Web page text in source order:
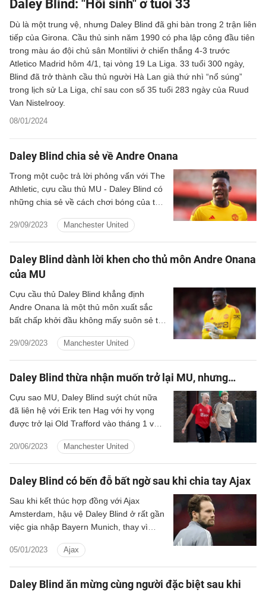
Daley Blind: "Hồi sinh" ở tuổi 33
Dù là một trung vệ, nhưng Daley Blind đã ghi bàn trong 2 trận liên
tiếp của Girona. Cầu thủ sinh năm 1990 có pha lập công đầu tiên
trong màu áo đội chủ sân Montilivi ở chiến thắng 4-3 trước
Atletico Madrid hôm 4/1, tại vòng 19 La Liga. 33 tuổi 300 ngày,
Blind đã trở thành cầu thủ người Hà Lan già thứ nhì “nổ súng”
trong lịch sử La Liga, chỉ sau con số 35 tuổi 283 ngày của Ruud
Van Nistelrooy.
08/01/2024
Daley Blind chia sẻ về Andre Onana
29/09/2023 Manchester United
Trong một cuộc trả lời phỏng vấn với The
Athletic, cựu cầu thủ MU - Daley Blind có
những chia sẻ về cách chơi bóng của thủ
Daley Blind dành lời khen cho thủ môn Andre Onana
của MU
29/09/2023 Manchester United
Cựu cầu thủ Daley Blind khẳng định
Andre Onana là một thủ môn xuất sắc
bất chấp khởi đầu không mấy suôn sẻ tại
Daley Blind thừa nhận muốn trở lại MU, nhưng…
20/06/2023 Manchester United
Cựu sao MU, Daley Blind suýt chút nữa
đã liên hệ với Erik ten Hag với hy vọng
được trở lại Old Trafford vào tháng 1 vừa
Daley Blind có bến đỗ bất ngờ sau khi chia tay Ajax
05/01/2023 Ajax
Sau khi kết thúc hợp đồng với Ajax
Amsterdam, hậu vệ Daley Blind ở rất gần
việc gia nhập Bayern Munich, thay vì
Daley Blind ăn mừng cùng người đặc biệt sau khi